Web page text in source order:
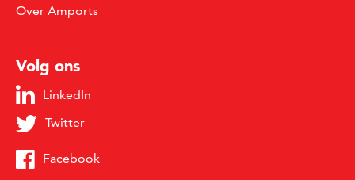
Over Amports
Volg ons
LinkedIn
Twitter
Facebook